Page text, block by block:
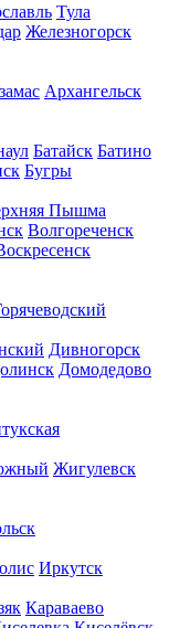
Тула
Железногорск
Архангельск
Батайск Батино
Бугры
Пышма
Волгореченск
Дивногорск
Домодедово
Жигулевск
Иркутск
Караваево